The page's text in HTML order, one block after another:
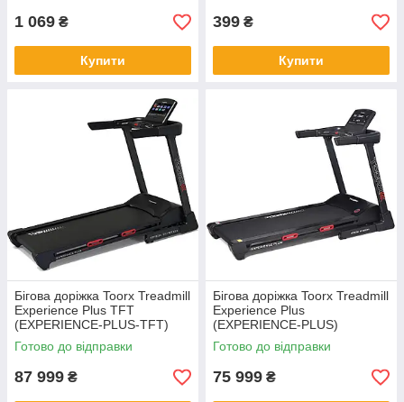
1 069 ₴
Купити
399 ₴
Купити
Бігова доріжка Toorx Treadmill
Experience Plus TFT
(EXPERIENCE-PLUS-TFT)
Готово до відправки
87 999 ₴
Бігова доріжка Toorx Treadmill
Experience Plus
(EXPERIENCE-PLUS)
Готово до відправки
75 999 ₴